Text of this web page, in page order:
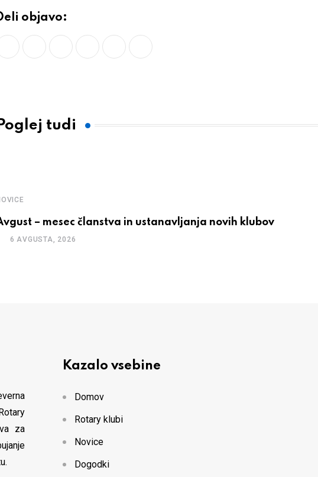
objavo:
LinkedInWhatsappPrint
Share
Poglej tudi
– mesec članstva in ustanavljanja novih klubov
6 AVGUSTA, 2026
za
Kazalo vsebine
Domov
Rotary klubi
Novice
Dogodki